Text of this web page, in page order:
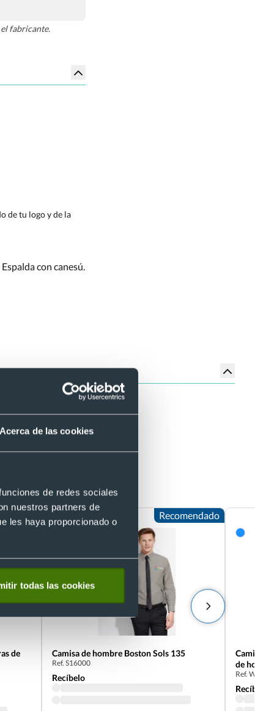
de las cookies
de redes sociales
nuestros partners de
les haya proporcionado o
todas las cookies
fabricante.
de tu logo y de la
con canesú.
de
Recomendado
Camisa de hombre Boston Sols 135
Ref. S16000
Recíbelo
Camisa
de
Ref. W533
Recíbelo